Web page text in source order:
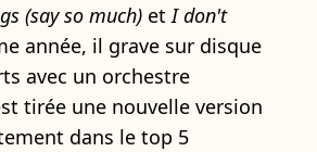
(say so much) etI don't
année, il grave sur disque
avec un orchestre
tirée une nouvelle version
dans le top 5